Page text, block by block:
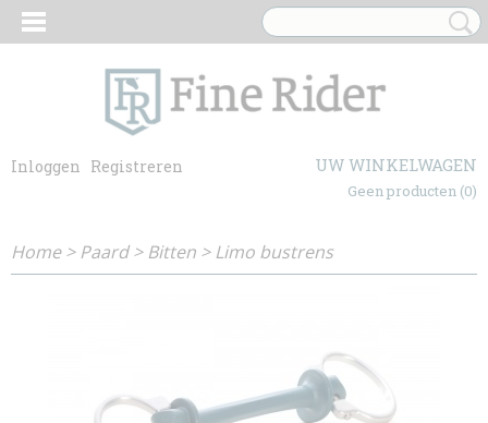
Inloggen Registreren UW WINKELWAGEN
Geen producten (0)
Home>Paard>Bitten >Limo bustrens